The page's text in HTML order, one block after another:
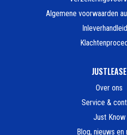
Algemene voorwaarden
JUSTLEASE
Over ons
Service &
Just Know
Blog, nieuws en